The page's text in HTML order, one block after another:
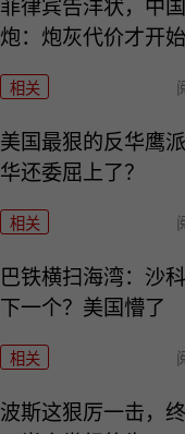
菲律宾告洋状，中
炮：炮灰代价才开始
相关
美国最狠的反华鹰
华还委屈上了？
相关
巴铁横扫海湾：沙
下一个？美国懵了
相关
波斯这狠厉一击，